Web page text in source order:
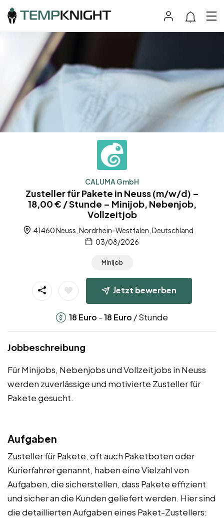
CALUMA GmbH
Zusteller für Pakete in Neuss (m/w/d) –
18,00 € / Stunde – Minijob, Nebenjob,
Vollzeitjob
41460 Neuss, Nordrhein-Westfalen, Deutschland
03/08/2026
Minijob
Jetzt bewerben
18 Euro -18 Euro / Stunde
Jobbeschreibung
Für Minijobs, Nebenjobs und Vollzeitjobs in Neuss
werden zuverlässige und motivierte Zusteller für
Pakete gesucht.
Aufgaben
Zusteller für Pakete, oft auch Paketboten oder
Kurierfahrer genannt, haben eine Vielzahl von
Aufgaben, die sicherstellen, dass Pakete effizient
und sicher an die Kunden geliefert werden. Hier sind
die detaillierten Aufgaben eines Paket-Zustellers: